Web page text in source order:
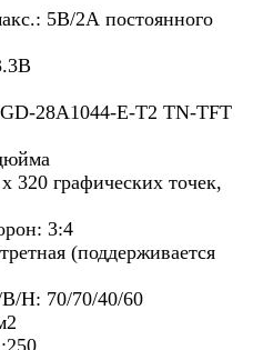
5В/2А постоянного
28A1044-E-T2 TN-TFT
320 графических точек,
3:4
(поддерживается
Н: 70/70/40/60